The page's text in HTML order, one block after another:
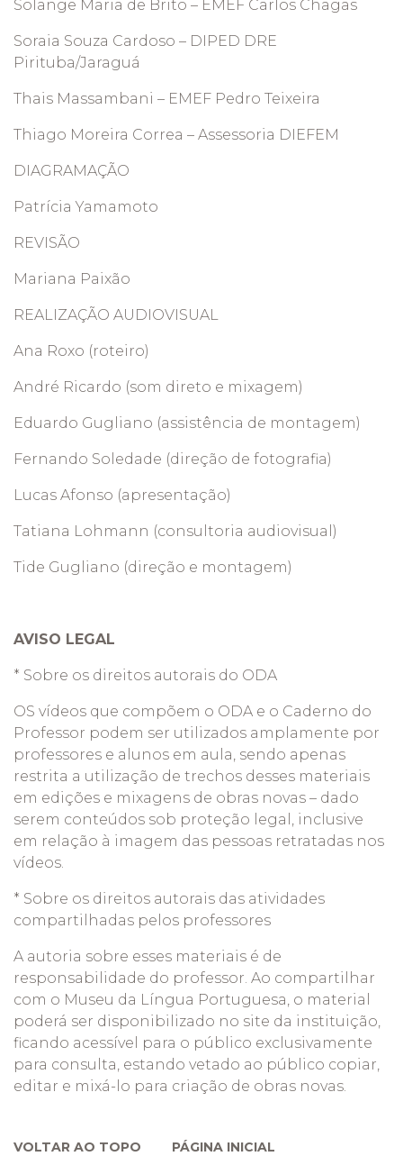
Solange Maria de Brito – EMEF Carlos Chagas
Soraia Souza Cardoso – DIPED DRE
Pirituba/Jaraguá
Thais Massambani – EMEF Pedro Teixeira
Thiago Moreira Correa – Assessoria DIEFEM
DIAGRAMAÇÃO
Patrícia Yamamoto
REVISÃO
Mariana Paixão
REALIZAÇÃO AUDIOVISUAL
Ana Roxo (roteiro)
André Ricardo (som direto e mixagem)
Eduardo Gugliano (assistência de montagem)
Fernando Soledade (direção de fotografia)
Lucas Afonso (apresentação)
Tatiana Lohmann (consultoria audiovisual)
Tide Gugliano (direção e montagem)
AVISO LEGAL
* Sobre os direitos autorais do ODA
OS vídeos que compõem o ODA e o Caderno do
Professor podem ser utilizados amplamente por
professores e alunos em aula, sendo apenas
restrita a utilização de trechos desses materiais
em edições e mixagens de obras novas – dado
serem conteúdos sob proteção legal, inclusive
em relação à imagem das pessoas retratadas nos
vídeos.
* Sobre os direitos autorais das atividades
compartilhadas pelos professores
A autoria sobre esses materiais é de
responsabilidade do professor. Ao compartilhar
com o Museu da Língua Portuguesa, o material
poderá ser disponibilizado no site da instituição,
ficando acessível para o público exclusivamente
para consulta, estando vetado ao público copiar,
editar e mixá-lo para criação de obras novas.
VOLTAR AO TOPO PÁGINA INICIAL